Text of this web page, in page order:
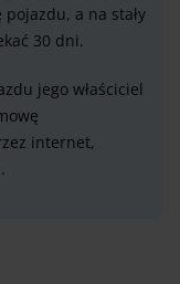
a na stały
30 dni.
jego właściciel
internet,